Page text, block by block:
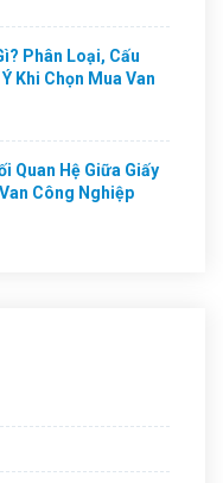
Phân Loại, Cấu
Khi Chọn Mua Van
Quan Hệ Giữa Giấy
Công Nghiệp